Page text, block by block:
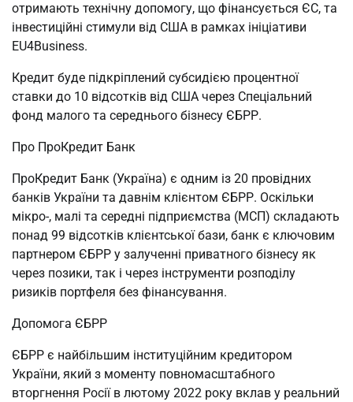
отримають технічну допомогу, що фінансується ЄС, та
інвестиційні стимули від США в рамках ініціативи
EU4Business.
Кредит буде підкріплений субсидією процентної
ставки до 10 відсотків від США через Спеціальний
фонд малого та середнього бізнесу ЄБРР.
Про ПроКредит Банк
ПроКредит Банк (Україна) є одним із 20 провідних
банків України та давнім клієнтом ЄБРР. Оскільки
мікро-, малі та середні підприємства (МСП) складають
понад 99 відсотків клієнтської бази, банк є ключовим
партнером ЄБРР у залученні приватного бізнесу як
через позики, так і через інструменти розподілу
ризиків портфеля без фінансування.
Допомога ЄБРР
ЄБРР є найбільшим інституційним кредитором
України, який з моменту повномасштабного
вторгнення Росії в лютому 2022 року вклав у реальний